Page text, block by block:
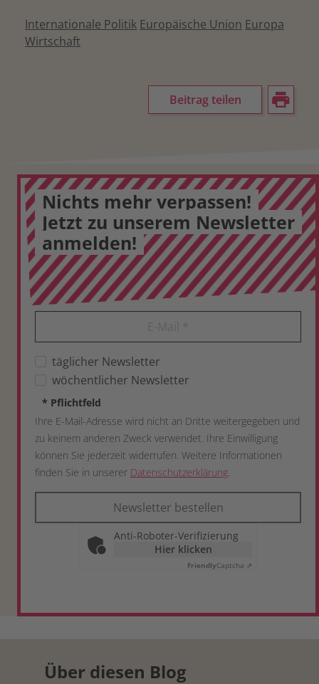
Internationale Politik Europäische Union Europa
Wirtschaft
Beitrag teilen
Nichts mehr verpassen!
Jetzt zu unserem Newsletter
anmelden!
täglicher Newsletter
wöchentlicher Newsletter
* Pflichtfeld
Ihre E-Mail-Adresse wird nicht an Dritte weitergegeben und
zu keinem anderen Zweck verwendet. Ihre Einwilligung
können Sie jederzeit widerrufen. Weitere Informationen
finden Sie in unserer Datenschutzerklärung.
Newsletter bestellen
Anti-Roboter-Verifizierung
Hier klicken
FriendlyCaptcha ⇗
Über diesen Blog